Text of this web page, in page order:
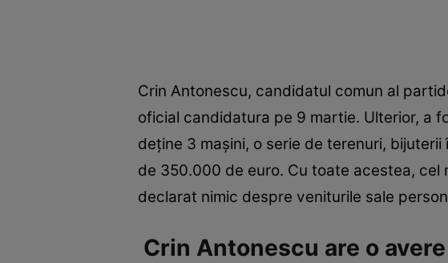
Crin Antonescu, candidatul comun al
oficial candidatura pe 9 martie. Ulterior, a
deține 3 mașini, o serie de terenuri,
de 350.000 de euro. Cu toate acestea, cel
declarat nimic despre veniturile sale
Crin Antonescu are o